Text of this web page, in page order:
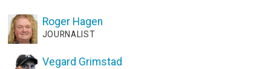
Roger Hagen
JOURNALIST
Vegard Grimstad